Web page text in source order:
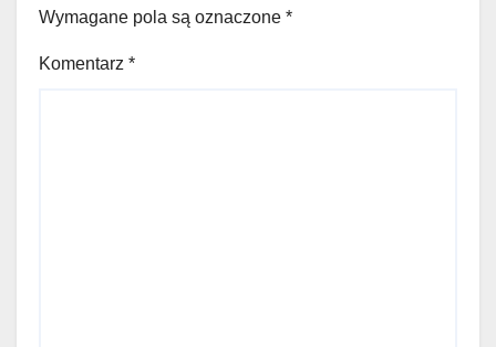
Wymagane pola są oznaczone *
Komentarz *